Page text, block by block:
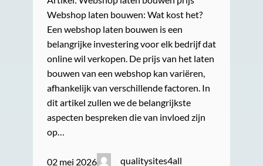
Webshop laten bouwen: Wat kost het?
Een webshop laten bouwen is een
belangrijke investering voor elk bedrijf dat
online wil verkopen. De prijs van het laten
bouwen van een webshop kan variëren,
afhankelijk van verschillende factoren. In
dit artikel zullen we de belangrijkste
aspecten bespreken die van invloed zijn
op…
02 mei 2026 qualitysites4all